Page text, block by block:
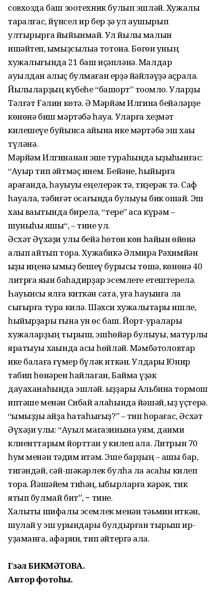
совхозда баш зоотехник булып эшләй. Хужалыҡ
тарҡалғас, йүнсел ир бер ҙә ҡул ҡаушырып
ултырырға йыйынмай. Ул йылҡы малын
ишәйтеп, ҡымыҙсылыҡҡа тотона. Бөгөн уның
хужалығында 21 баш иҫәпләнә. Малдар
ауылдан алыҫ булмаған ерҙә йәйләүҙә аҫрала.
Йылҡыларҙың күбеһе “башҡорт” тоҡомло. Уларҙы
Тәлғәт Ғәлин көтә. Ә Мәрйәм Илгина бейәләрҙе
көнөнә биш мәртәбә һауа. Уларға хеҙмәт
килешеүе буйынса айына ике мәртәбә эш хаҡы
түләнә.
Мәрйәм Илгинанан эше тураһында ҡыҙыҡһынғас:
“Ауыр тип әйтмәҫ инем. Бейәне, һыйырға
ҡарағанда, һауыуы еңелерәк тә, тиҙерәк тә. Саф
һауала, тәбиғәт ҡосағында булыуы бик оҡшай. Эш
хаҡы ваҡытында бирелә, “тере” аҡса күрәм –
шуныһы яҡшы“, – тине ул.
Әсхәт Әүхәҙи улы бейә һөтөн көн һайын өйөнә
алып ҡайтып тора. Хужабикә Әлмира Рәхимйән
ҡыҙы иңенә ҡымыҙ бешеү бурысы төшә, көнөнә 40
литрға яҡын баһадирҙар эсемлеге етештерелә.
Һауынсы ялға киткән саҡта, уға һауынға ла
сығырға тура килә. Шәхси хужалыҡтары ишле,
һыйырҙары ғына ун өс баш. Йорт-ҡуралары
хужаларҙың тырыш, эшһөйәр булыуы, матурлыҡ
яратыуы хаҡында асыҡ һөйләй. Мәмбәтҡоловтар
ике балаға ғүмер бүләк иткән. Улдары Юнир
табип һөнәрен һайлаған, Баймаҡ үҙәк
дауаханаһында эшләй. ҡыҙҙары Альбина тормош
иптәше менән Сибай ҡалаһында йәшәй, ҡыҙ үҫтерә.
“ҡымыҙҙы ҡайҙа һатаһығыҙ?” – тип һорағас, Әсхәт
Әүхәҙи улы: “Ауыл магазинына ҡуям, даими
клиенттарым йорттан уҡ килеп ала. Литрын 70
һум менән тәҡдим итәм. Эше барҙың – ашы бар,
тигәндәй, сәй-шәкәрлек булһа ла аҡсаһы килеп
тора. Йәшәйем тиһәң, ҡыбырларға кәрәк, тик
ятып булмай бит”, − тине.
Халыҡты шифалы эсемлек менән тәьмин иткән,
шулай уҡ эш урындары булдырған тырыш ир-
уҙаманға, афарин, тип әйтергә ҡала.
Гүзәл БИКМӘТОВА.
Автор фотоһы.